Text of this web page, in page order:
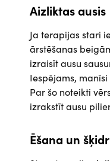
Aizliktas ausis
Ja terapijas stari
ārstēšanas
izraisīt ausu
Iespējams,
Par šo noteikti
izrakstīt ausu
Ēšana un